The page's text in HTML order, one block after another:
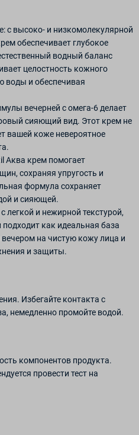
с высоко- и низкомолекулярной
обеспечивает глубокое
водный баланс
целостность кожного
воды и обеспечивая
вечерней с омега-6 делает
сияющий вид. Этот крем не
вашей коже невероятное
Аква крем помогает
сохраняя упругость и
формула сохраняет
и сияющей.
легкой и нежирной текстурой,
как идеальная база
на чистую кожу лица и
и защиты.
Избегайте контакта с
немедленно промойте водой.
компонентов продукта.
провести тест на